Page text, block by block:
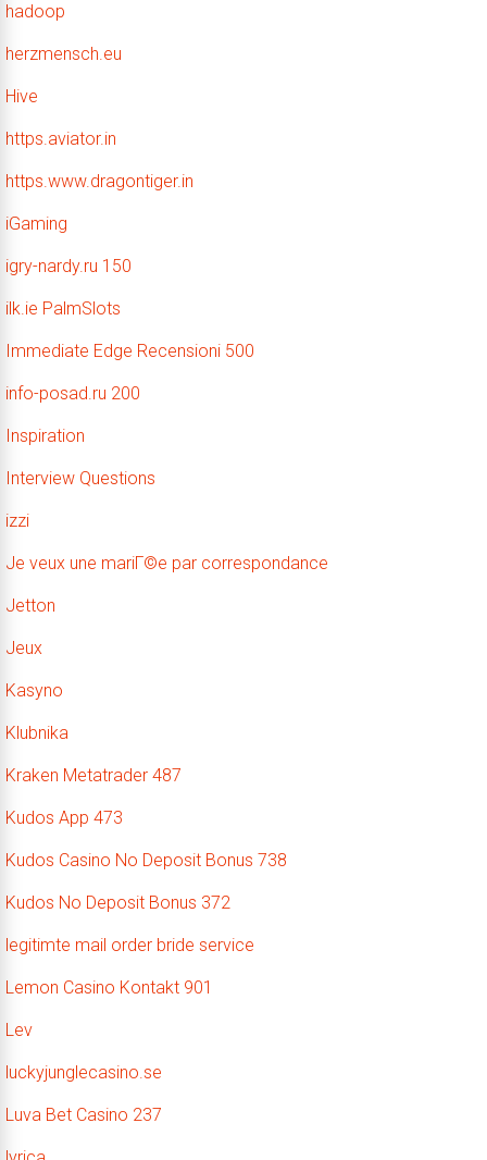
hadoop
herzmensch.eu
Hive
https.aviator.in
https.www.dragontiger.in
iGaming
igry-nardy.ru 150
ilk.ie PalmSlots
Immediate Edge Recensioni 500
info-posad.ru 200
Inspiration
Interview Questions
izzi
Je veux une mariГ©e par correspondance
Jetton
Jeux
Kasyno
Klubnika
Kraken Metatrader 487
Kudos App 473
Kudos Casino No Deposit Bonus 738
Kudos No Deposit Bonus 372
legitimte mail order bride service
Lemon Casino Kontakt 901
Lev
luckyjunglecasino.se
Luva Bet Casino 237